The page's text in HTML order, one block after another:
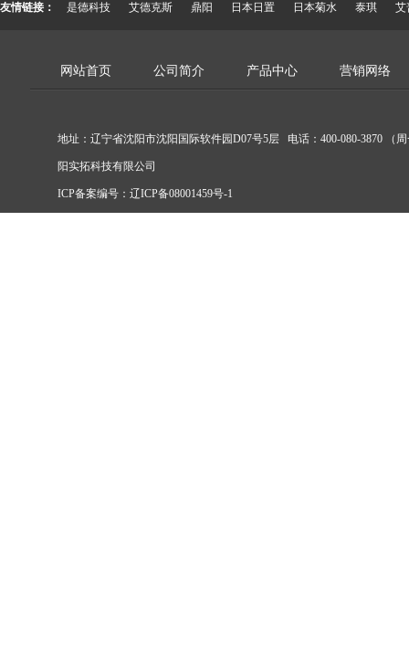
友情链接： 是德科技 艾德克斯 鼎阳 日本日置 日本菊水 泰琪 艾
网站首页 公司简介 产品中心 营销网络
地址：辽宁省沈阳市沈阳国际软件园D07号5层 电话：400-080-3870 （
阳实拓科技有限公司
ICP备案编号： 辽ICP备08001459号-1